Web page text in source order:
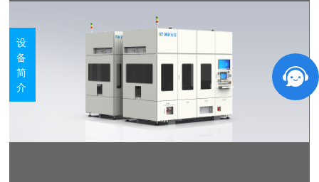
设
备
简
介